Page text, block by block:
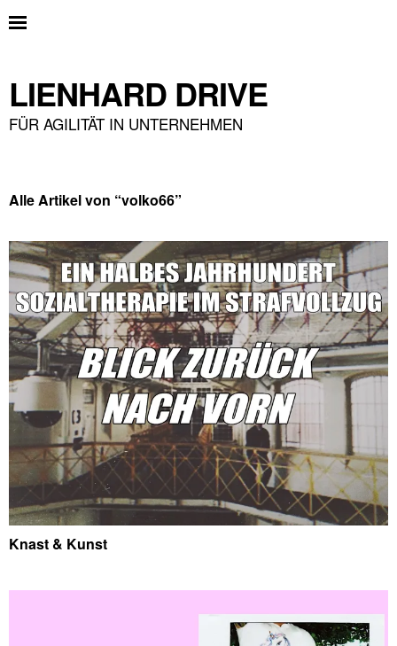
LIENHARD DRIVE
FÜR AGILITÄT IN UNTERNEHMEN
Alle Artikel von “volko66”
Knast & Kunst